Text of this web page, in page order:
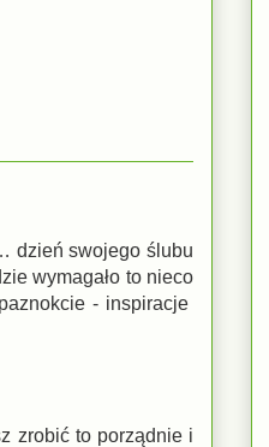
dzień swojego ślubu
wymagało to nieco
- inspiracje
zrobić to porządnie i